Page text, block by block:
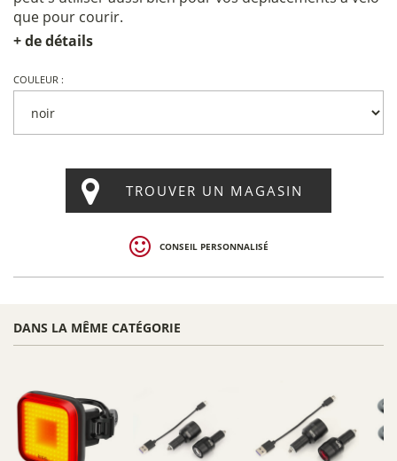
que pour courir.
+ de détails
COULEUR :
TROUVER UN MAGASIN
CONSEIL PERSONNALISÉ
DANS LA MÊME CATÉGORIE